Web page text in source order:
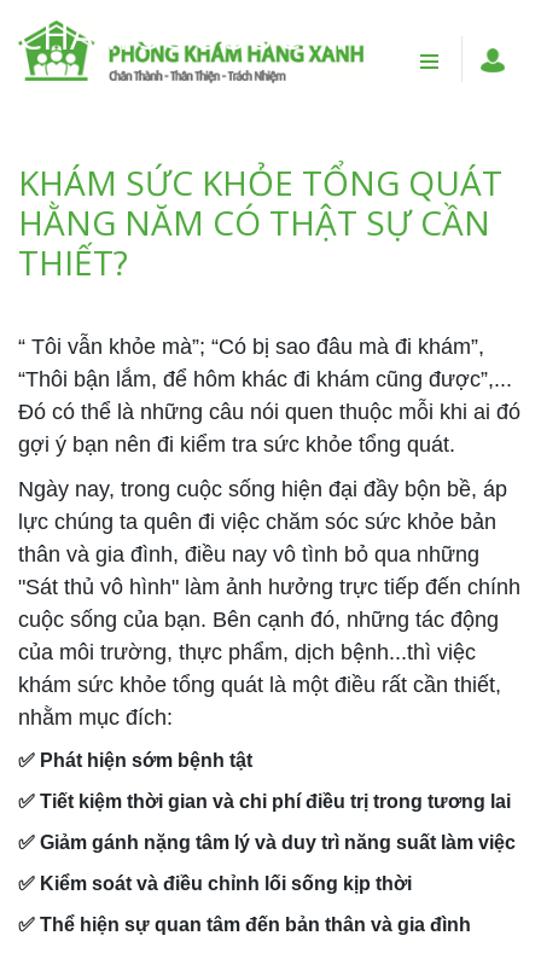
CHĂM SÓC SỨC KHỎE
KHÁM SỨC KHỎE TỔNG QUÁT
HẰNG NĂM CÓ THẬT SỰ CẦN
THIẾT?
“ Tôi vẫn khỏe mà”; “Có bị sao đâu mà đi khám”,
“Thôi bận lắm, để hôm khác đi khám cũng được”,...
Đó có thể là những câu nói quen thuộc mỗi khi ai đó
gợi ý bạn nên đi kiểm tra sức khỏe tổng quát.
Ngày nay, trong cuộc sống hiện đại đầy bộn bề, áp
lực chúng ta quên đi việc chăm sóc sức khỏe bản
thân và gia đình, điều nay vô tình bỏ qua những
"Sát thủ vô hình" làm ảnh hưởng trực tiếp đến chính
cuộc sống của bạn. Bên cạnh đó, những tác động
của môi trường, thực phẩm, dịch bệnh...thì việc
khám sức khỏe tổng quát là một điều rất cần thiết,
nhằm mục đích:
✅ Phát hiện sớm bệnh tật
✅ Tiết kiệm thời gian và chi phí điều trị trong tương lai
✅ Giảm gánh nặng tâm lý và duy trì năng suất làm việc
✅ Kiểm soát và điều chỉnh lối sống kịp thời
✅ Thể hiện sự quan tâm đến bản thân và gia đình